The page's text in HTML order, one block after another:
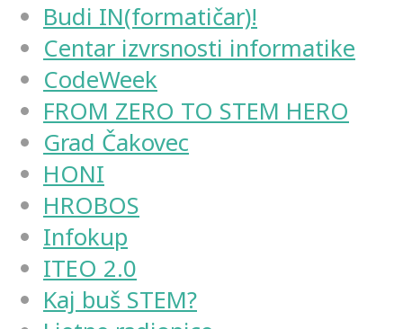
Budi IN(formatičar)!
Centar izvrsnosti informatike
CodeWeek
FROM ZERO TO STEM HERO
Grad Čakovec
HONI
HROBOS
Infokup
ITEO 2.0
Kaj buš STEM?